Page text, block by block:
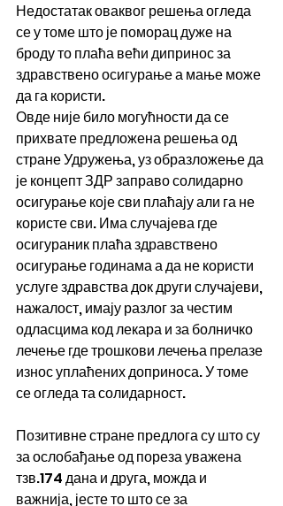
Недостатак оваквог решења огледа
се у томе што је поморац дуже на
броду то плаћа већи дипринос за
здравствено осигурање а мање може
да га користи.
Овде није било могућности да се
прихвате предложена решења од
стране Удружења, уз образложење да
је концепт ЗДР заправо солидарно
осигурање које сви плаћају али га не
користе сви. Има случајева где
осигураник плаћа здравствено
осигурање годинама а да не користи
услуге здравства док други случајеви,
нажалост, имају разлог за честим
одласцима код лекара и за болничко
лечење где трошкови лечења прелазе
износ уплаћених доприноса. У томе
се огледа та солидарност.
Позитивне стране предлога су што су
за ослобађање од пореза уважена
тзв.174 дана и друга, можда и
важнија, јесте то што се за